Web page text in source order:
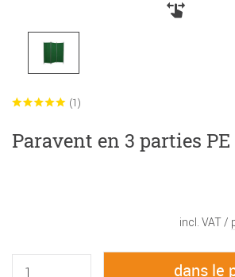
(1)
Paravent en 3 parties
incl. VAT /